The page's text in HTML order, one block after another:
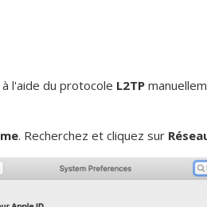
l'aide du protocole L2TP
. Recherchez et cliquez sur